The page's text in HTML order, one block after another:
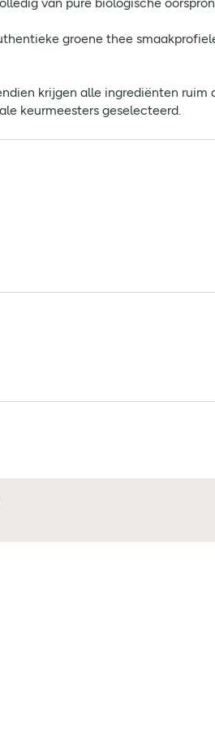
groene thee
krijgen alle ingrediënten ruim
keurmeesters geselecteerd.